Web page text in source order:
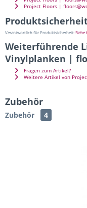
Project Floors |
Verantwortlich für Produktsicherheit:Siehe
Weiterführende
Vinylplanken |
Fragen zum Artikel?
Weitere Artikel von
Zubehör
Zubehör 4